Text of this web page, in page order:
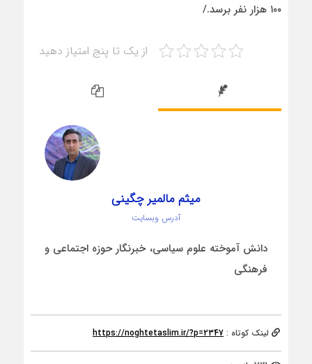
۱۰۰ هزار نفر برسد./
از یک تا پنج امتیاز دهید
میثم مالمیر چگینی
آدرس وبسایت
دانش آموخته علوم سیاسی، خبرنگار حوزه اجتماعی و
فرهنگی
لینک کوتاه : https://noghtetaslim.ir/?p=2347